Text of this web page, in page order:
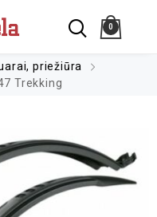
0
priežiūra
Trekking